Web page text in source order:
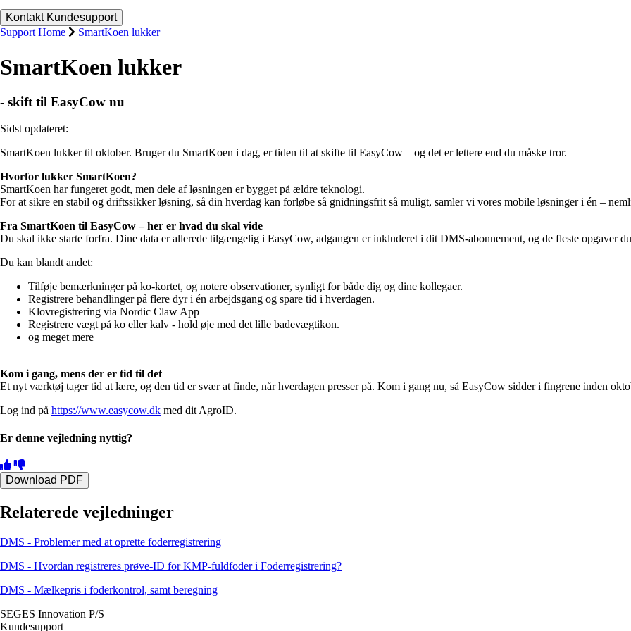
Support Home SmartKoen lukker
SmartKoen lukker
- skift til EasyCow nu
Sidst opdateret:
SmartKoen lukker til oktober. Bruger du SmartKoen i dag, er tiden til at skifte til EasyCow – og det er lettere end du måske tror.
Hvorfor lukker SmartKoen?
SmartKoen har fungeret godt, men dele af løsningen er bygget på ældre teknologi.
For at sikre en stabil og driftssikker løsning, så din hverdag kan forløbe så gnidningsfrit så muligt, samler vi vores mobile løsninger i én –
Fra SmartKoen til EasyCow – her er hvad du skal vide
Du skal ikke starte forfra. Dine data er allerede tilgængelig i EasyCow, adgangen er inkluderet i dit DMS-abonnement, og de fleste opgaver
Du kan blandt andet:
Tilføje bemærkninger på ko-kortet, og notere observationer, synligt for både dig og dine kollegaer.
Registrere behandlinger på flere dyr i én arbejdsgang og spare tid i hverdagen.
Klovregistrering via Nordic Claw App
Registrere vægt på ko eller kalv - hold øje med det lille badevægtikon.
og meget mere
Kom i gang, mens der er tid til det
Et nyt værktøj tager tid at lære, og den tid er svær at finde, når hverdagen presser på. Kom i gang nu, så EasyCow sidder i fingrene inden
Log ind på https://www.easycow.dk med dit AgroID.
Er denne vejledning nyttig?
Download PDF
Relaterede vejledninger
DMS - Problemer med at oprette foderregistrering
DMS - Hvordan registreres prøve-ID for KMP-fuldfoder i Foderregistrering?
DMS - Mælkepris i foderkontrol, samt beregning
SEGES Innovation P/S
Kundesupport